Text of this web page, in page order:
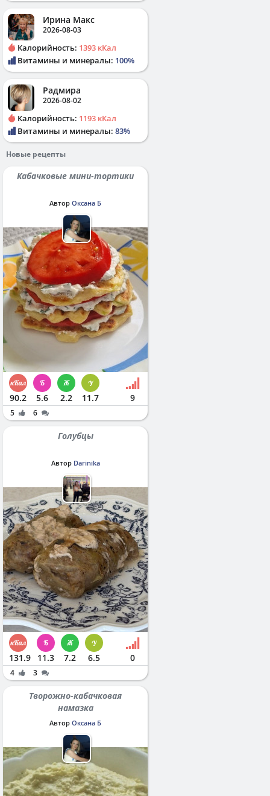
Ирина Макс
2026-08-03
Калорийность: 1393 кКал
Витамины и минералы: 100%
Радмира
2026-08-02
Калорийность: 1193 кКал
Витамины и минералы: 83%
Новые рецепты
Кабачковые мини-тортики
Автор Оксана Б
90.2 5.6 2.2 11.7 9
5 6
Голубцы
Автор Darinika
131.9 11.3 7.2 6.5 0
4 3
Творожно-кабачковая
намазка
Автор Оксана Б